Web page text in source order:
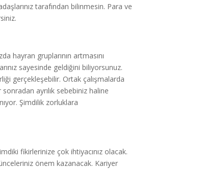
tarafından bilinmesin. Para ve
hayran gruplarının artmasını
sayesinde geldiğini biliyorsunuz.
gerçekleşebilir. Ortak çalışmalarda
sonradan ayrılık sebebiniz haline
Şimdilik zorluklara
fikirlerinize çok ihtiyacınız olacak.
önem kazanacak. Kariyer